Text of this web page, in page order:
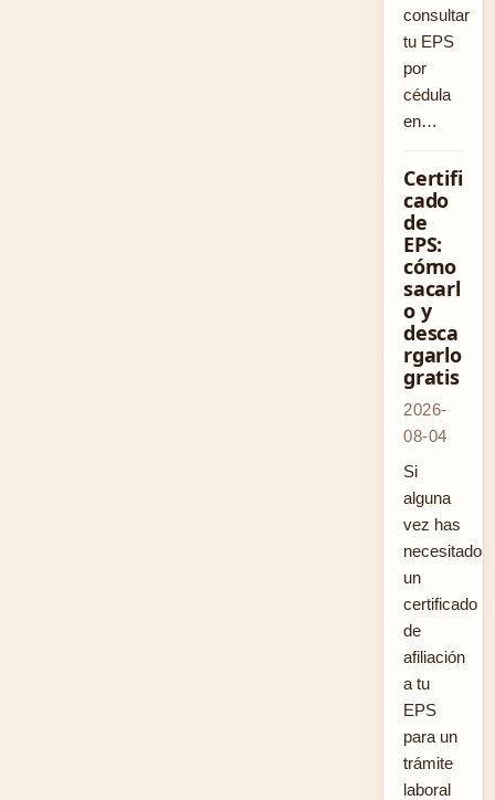
consultar
tu EPS
por
cédula
en…
Certifi
cado
de
EPS:
cómo
sacarl
o y
desca
rgarlo
gratis
2026-
08-04
Si
alguna
vez has
necesitado
un
certificado
de
afiliación
a tu
EPS
para un
trámite
laboral